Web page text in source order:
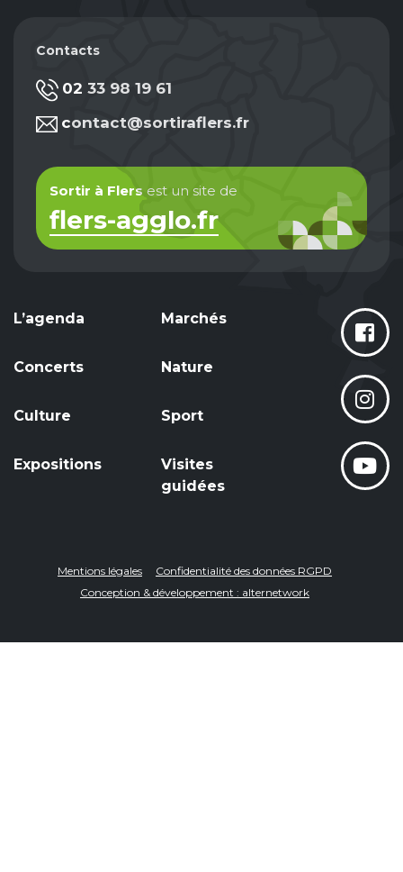
Contacts
02 33 98 19 61
contact@sortiraflers.fr
Sortir à Flers est un site de
flers-agglo.fr
L’agenda
Concerts
Culture
Expositions
Marchés
Nature
Sport
Visites
guidées
Mentions légales
Confidentialité des données RGPD
Conception & développement : alternetwork